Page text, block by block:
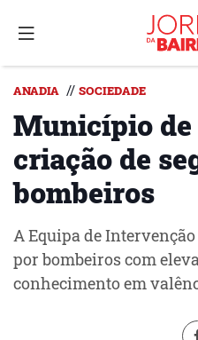
ANADIA // SOCIEDADE
Município de
criação de
bombeiros
A Equipa de
por bombeiros com
conhecimento em